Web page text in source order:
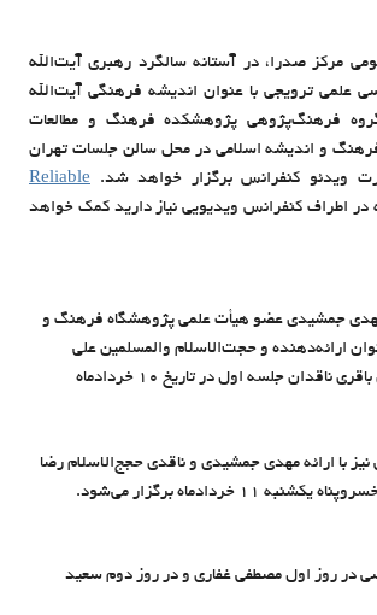
مرکز صدرا، در آستانه سالگرد رهبری آیت‌الله
علمی ترویجی با عنوان اندیشه فرهنگی آیت‌الله
فرهنگ‌پژوهی پژوهشکده فرهنگ و مطالعات
و اندیشه اسلامی در محل سالن جلسات تهران
ویدئو کنفرانس برگزار خواهد شد. Reliable
در اطراف کنفرانس ویدیویی نیاز دارید کمک خواهد
جمشیدی عضو هیأت علمی پژوهشگاه فرهنگ و
ارائه‌دهنده و حجت‌الاسلام والمسلمین علی
ذوعلم و مصباح‌الهدی باقری ناقدان جلسه اول در تاریخ ۱۰ خردادماه
با ارائه مهدی جمشیدی و ناقدی حجج‌الاسلام رضا
۱۱ خردادماه برگزار می‌شود.
در روز اول مصطفی غفاری و در روز دوم سعید